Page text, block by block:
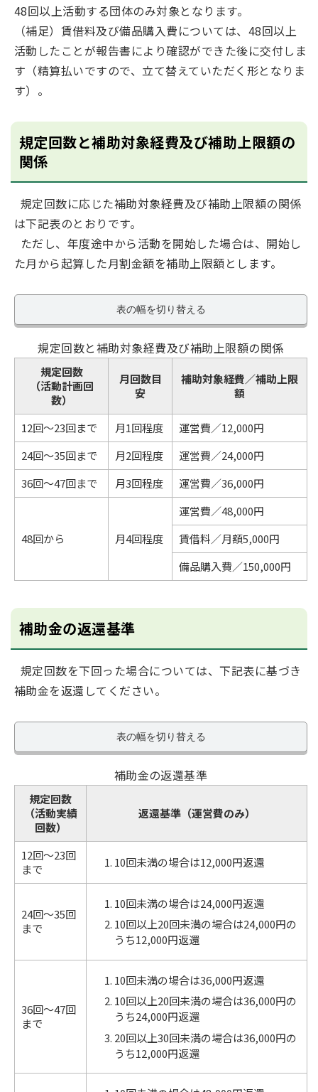
48回以上活動する団体のみ対象となります。
（補足）賃借料及び備品購入費については、48回以上
活動したことが報告書により確認ができた後に交付しま
す（精算払いですので、立て替えていただく形となりま
す）。
規定回数と補助対象経費及び補助上限額の
関係
規定回数に応じた補助対象経費及び補助上限額の関係
は下記表のとおりです。
ただし、年度途中から活動を開始した場合は、開始し
た月から起算した月割金額を補助上限額とします。
表の幅を切り替える
規定回数と補助対象経費及び補助上限額の関係
規定回数
（活動計画回
数）
月回数目
安
補助対象経費／補助上限
額
12回～23回まで 月1回程度
運営費／12,000円
24回～35回まで
月2回程度
運営費／24,000円
36回～47回まで
月3回程度 運営費／36,000円
48回から 月4回程度
運営費／48,000円
賃借料／月額5,000円
備品購入費／150,000円
補助金の返還基準
規定回数を下回った場合については、下記表に基づき
補助金を返還してください。
表の幅を切り替える
補助金の返還基準
規定回数
（活動実績
回数）
返還基準（運営費のみ）
12回～23回
まで
10回未満の場合は12,000円返還
24回～35回
まで
10回未満の場合は24,000円返還
10回以上20回未満の場合は24,000円の
うち12,000円返還
36回～47回
まで
10回未満の場合は36,000円返還
10回以上20回未満の場合は36,000円の
うち24,000円返還
20回以上30回未満の場合は36,000円の
うち12,000円返還